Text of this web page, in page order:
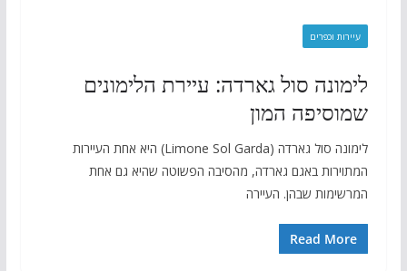
עיירות וכפרים
לימונה סול גארדה: עיירת הלימונים
שמוסיפה המון
לימונה סול גארדה (Limone Sol Garda) היא אחת העיירות
המתוירות באגם גארדה, מהסיבה הפשוטה שהיא גם אחת
המרשימות שבהן. העיירה
Read More